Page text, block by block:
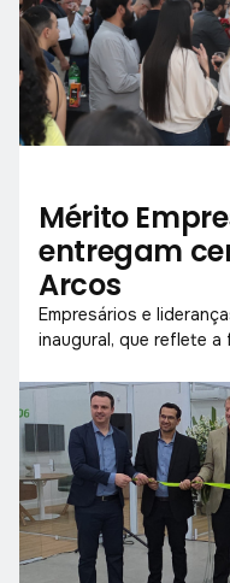
Mérito
entregam
Arcos
Empresários e
inaugural, que reflete